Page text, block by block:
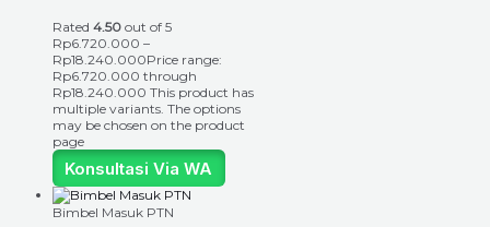
Rated 4.50 out of 5
Rp6.720.000 –
Rp18.240.000Price range:
Rp6.720.000 through
Rp18.240.000 This product has
multiple variants. The options
may be chosen on the product
page
Konsultasi Via WA
Bimbel Masuk PTN